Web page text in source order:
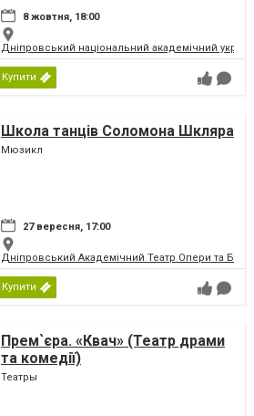
8 жовтня, 18:00
Дніпровський національний академічний
Купити
Школа танців Соломона Шкляра
Мюзикл
27 вересня, 17:00
Дніпровський Академічний Театр Опери та
Купити
Прем`єра. «Квач» (Театр драми
та комедії)
Театры